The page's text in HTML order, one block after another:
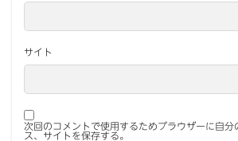
サイト
次回のコメントで使用するためブラウザーに自分
ス、サイトを保存する。